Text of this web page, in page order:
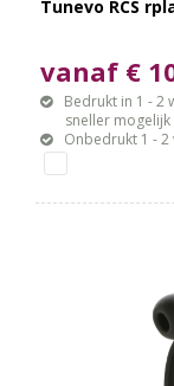
Tunevo RCS
vanaf €
Bedrukt in 1 - 2
sneller mogelijk
Onbedrukt 1 - 2